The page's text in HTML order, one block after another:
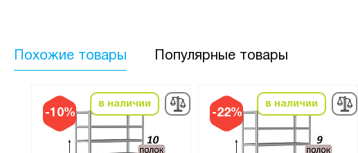
Похожие товары Популярные товары
-10%
в наличии
-22%
в наличии